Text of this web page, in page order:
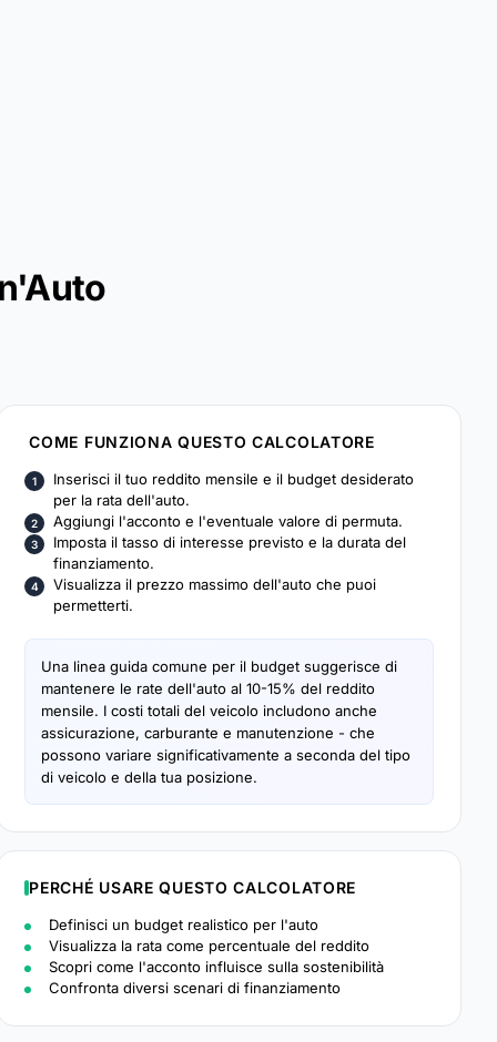
COME FUNZIONA QUESTO CALCOLATORE
Inserisci il tuo reddito mensile e il budget desiderato
per la rata dell'auto.
Aggiungi l'acconto e l'eventuale valore di permuta.
Imposta il tasso di interesse previsto e la durata del
finanziamento.
Visualizza il prezzo massimo dell'auto che puoi
permetterti.
Una linea guida comune per il budget suggerisce di
mantenere le rate dell'auto al 10-15% del reddito
mensile. I costi totali del veicolo includono anche
assicurazione, carburante e manutenzione - che
possono variare significativamente a seconda del tipo
di veicolo e della tua posizione.
PERCHÉ USARE QUESTO CALCOLATORE
Definisci un budget realistico per l'auto
Visualizza la rata come percentuale del reddito
Scopri come l'acconto influisce sulla sostenibilità
Confronta diversi scenari di finanziamento